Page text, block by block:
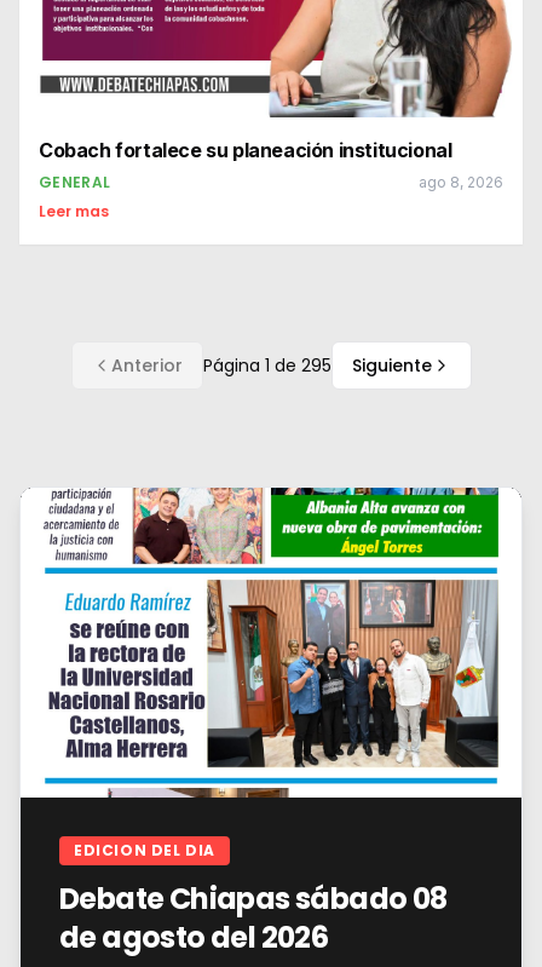
Cobach fortalece su planeación institucional
GENERAL ago 8, 2026
Leer mas
Anterior Página 1 de 295 Siguiente
EDICION DEL DIA
Debate Chiapas sábado 08
de agosto del 2026